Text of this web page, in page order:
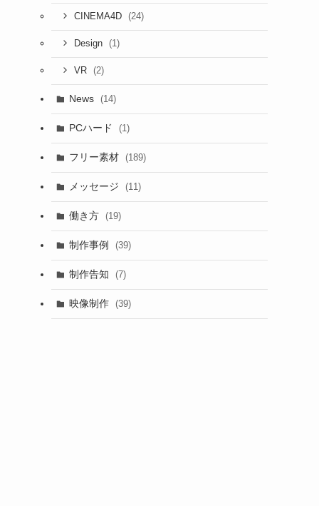
CINEMA4D (24)
Design (1)
VR (2)
News (14)
PCハード (1)
フリー素材 (189)
メッセージ (11)
働き方 (19)
制作事例 (39)
制作告知 (7)
映像制作 (39)